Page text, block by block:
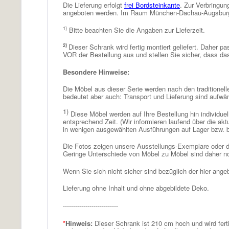
Die Lieferung erfolgt frei Bordsteinkante. Zur
angeboten werden. Im Raum München-Dachau-
1) Bitte beachten Sie die Angaben zur Lieferzeit.
2) Dieser Schrank wird fertig montiert geliefert. Daher
VOR der Bestellung aus und stellen Sie sicher, dass
Besondere Hinweise:
Die Möbel aus dieser Serie werden nach den
bedeutet aber auch: Transport und Lieferung sind
1) Diese Möbel werden auf Ihre Bestellung hin
entsprechend Zeit. (Wir informieren laufend über die
in wenigen ausgewählten Ausführungen auf Lager
Die Fotos zeigen unsere Ausstellungs-Exemplare
Geringe Unterschiede von Möbel zu Möbel sind daher
Wenn Sie sich nicht sicher sind bezüglich der hier
Lieferung ohne Inhalt und ohne abgebildete Deko.
---------------------------
*Hinweis: Dieser Schrank ist 210 cm hoch und wird